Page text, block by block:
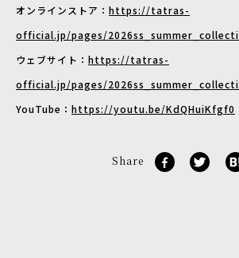
オンラインストア： https://tatras-
official.jp/pages/
ウェブサイト： https://tatras-
official.jp/pages/
YouTube： https://youtu.be/KdQHuiKfgf0
Share